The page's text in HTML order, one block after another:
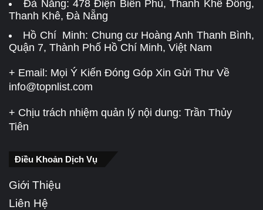
Đà Nẵng:478 Điện Biên Phủ, Thanh Khê Đông,
Thanh Khê, Đà Nẵng
Hồ Chí Minh: Chung cư Hoàng Anh Thanh Bình,
Quận 7, Thành Phố Hồ Chí Minh, Việt Nam
+ Email: Mọi Ý Kiến Đóng Góp Xin Gửi Thư Về
info@topnlist.com
+ Chịu trách nhiệm quản lý nội dung: Trần Thủy
Tiên
Điều Khoản Dịch Vụ
Giới Thiệu
Liên Hệ